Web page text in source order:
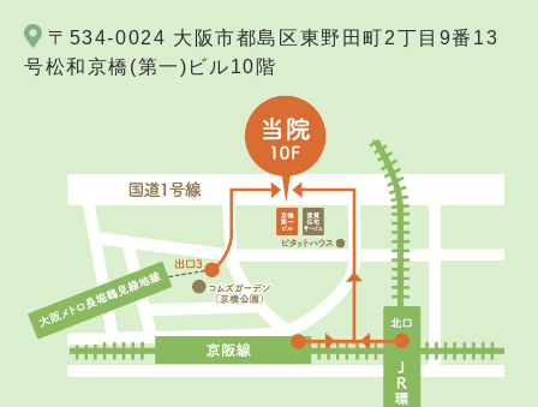
〒534-0024 大阪市都島区東野田町2丁目9番13
号松和京橋(第一)ビル10階